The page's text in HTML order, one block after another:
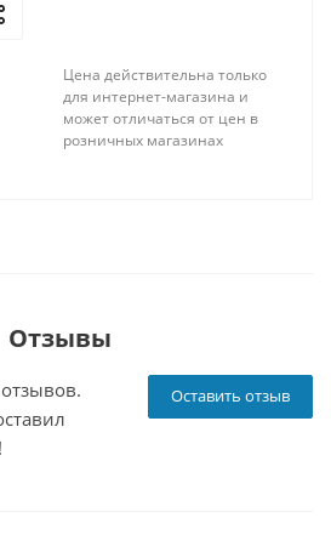
Цена действительна только
для интернет-магазина и
может отличаться от цен в
розничных магазинах
Отзывы
Оставить отзыв